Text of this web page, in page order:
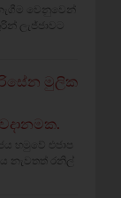
වෙනුවෙන්
ලැජ්ජාවට
මුලික
හමුවේ එජාප
නැවතත් රනිල්